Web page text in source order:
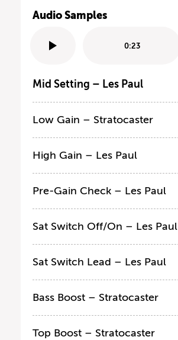
Audio Samples
0:23
Mid Setting – Les Paul
Low Gain – Stratocaster
High Gain – Les Paul
Pre-Gain Check – Les Paul
Sat Switch Off/On – Les Paul
Sat Switch Lead – Les Paul
Bass Boost – Stratocaster
Top Boost – Stratocaster